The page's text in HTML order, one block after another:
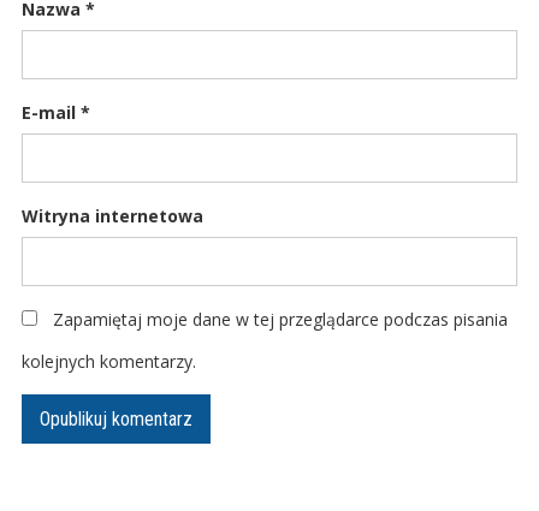
Nazwa *
E-mail *
Witryna internetowa
Zapamiętaj moje dane w tej przeglądarce podczas pisania
kolejnych komentarzy.